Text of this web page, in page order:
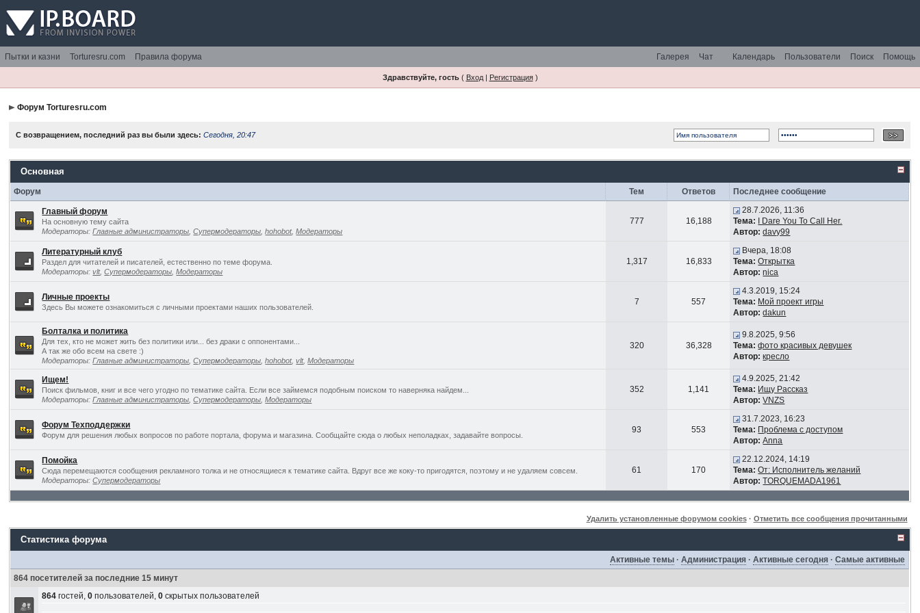
Пытки и казни Torturesru.com Правила форума Помощь
Поиск
Пользователи
Календарь
Чат
Галерея
Здравствуйте, гость( Вход| Регистрация)
Форум Torturesru.com
С возвращением, последний раз вы были здесь:Сегодня, 20:47
Основная
Форум Тем Ответов Последнее сообщение
Главный форум
На основную тему сайта
Модераторы:Главные администраторы ,Супермодераторы ,hohobot,Модераторы
777 16,188
28.7.2026, 11:36
Тема:
I Dare You To Call Her.
Автор: davy99
Литературный клуб
Раздел для читателей и писателей, естественно по теме форума.
Модераторы:vlt,Супермодераторы ,Модераторы
1,317 16,833
Вчера, 18:08
Тема: Открытка
Автор: nica
Личные проекты
Здесь Вы можете ознакомиться с личными проектами наших пользователей.
7 557
4.3.2019, 15:24
Тема: Мой проект игры
Автор: dakun
Болталка и политика
Для тех, кто не может жить без политики или... без драки с оппонентами...
А так же обо всем на свете :)
Модераторы:Главные администраторы ,Супермодераторы ,hohobot,vlt,Модераторы
320 36,328
9.8.2025, 9:56
Тема: фото красивых девушек
Автор: кресло
Ищем!
Поиск фильмов, книг и все чего угодно по тематике сайта. Если все займемся подобным поиском то наверняка найдем...
Модераторы:Главные администраторы ,Супермодераторы ,Модераторы
352 1,141
4.9.2025, 21:42
Тема: Ищу Рассказ
Автор: VNZS
Форум Техподдержки
Форум для решения любых вопросов по работе портала, форума и магазина. Сообщайте сюда о любых неполадках, задавайте вопросы.
93 553
31.7.2023, 16:23
Тема: Проблема с доступом
Автор: Anna
Помойка
Сюда перемещаются сообщения рекламного толка и не относящиеся к тематике сайта. Вдруг все же коку-то пригодятся, поэтому и не удаляем совсем.
Модераторы:Супермодераторы
61 170
22.12.2024, 14:19
Тема: От: Исполнитель желаний
Автор: TORQUEMADA1961
Удалить установленные форумом cookies· Отметить все сообщения прочитанными
Статистика форума
Активные темы ·Администрация ·Активные сегодня ·Самые активные
864 посетителей за последние 15 минут
864 гостей,0 пользователей,0 скрытых пользователей